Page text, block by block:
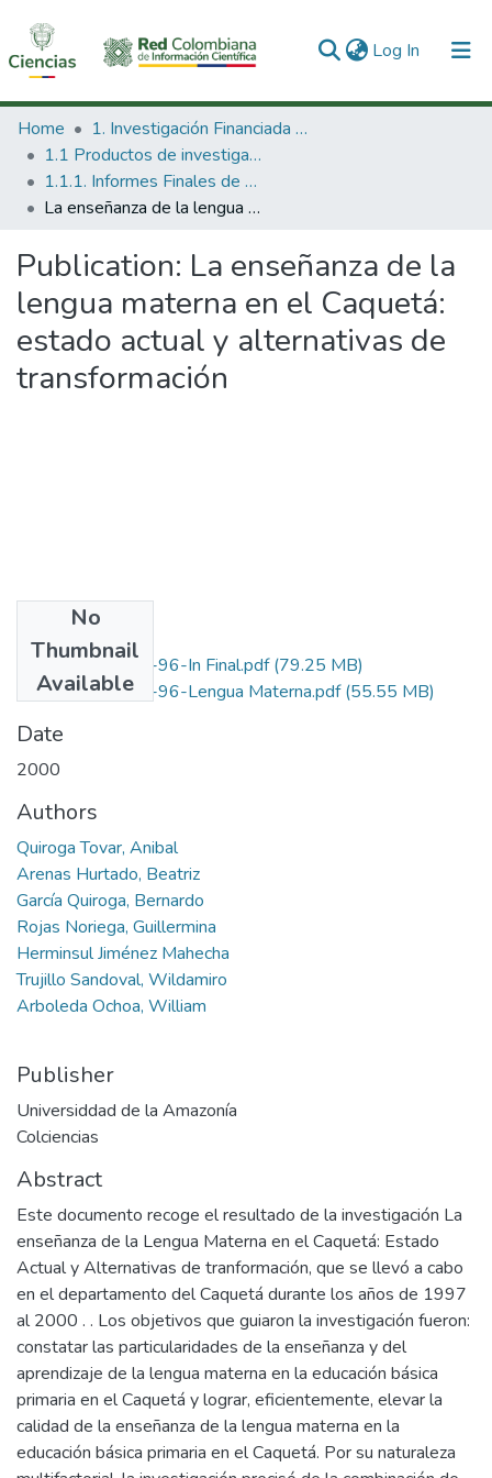
Log In (current)
Communities & Collections
All of DSpace
Statistics
Home
1. Investigación Financiada con Recursos Públicos
1.1 Productos de investigación
1.1.1. Informes Finales de Proyectos de Investigación
La enseñanza de la lengua materna en el Caquetá: estado actual y alternativas de transformación
Publication: La enseñanza de la
lengua materna en el Caquetá:
estado actual y alternativas de
transformación
No
Thumbnail
Available
1131-11-445-96-In Final.pdf(79.25 MB)
1131-11-445-96-Lengua Materna.pdf(55.55 MB)
Date
2000
Authors
Quiroga Tovar, Anibal
Arenas Hurtado, Beatriz
García Quiroga, Bernardo
Rojas Noriega, Guillermina
Herminsul Jiménez Mahecha
Trujillo Sandoval, Wildamiro
Arboleda Ochoa, William
Publisher
Universiddad de la Amazonía
Colciencias
Abstract
Este documento recoge el resultado de la investigación La
enseñanza de la Lengua Materna en el Caquetá: Estado
Actual y Alternativas de tranformación, que se llevó a cabo
en el departamento del Caquetá durante los años de 1997
al 2000 . . Los objetivos que guiaron la investigación fueron:
constatar las particularidades de la enseñanza y del
aprendizaje de la lengua materna en la educación básica
primaria en el Caquetá y lograr, eficientemente, elevar la
calidad de la enseñanza de la lengua materna en la
educación básica primaria en el Caquetá. Por su naturaleza